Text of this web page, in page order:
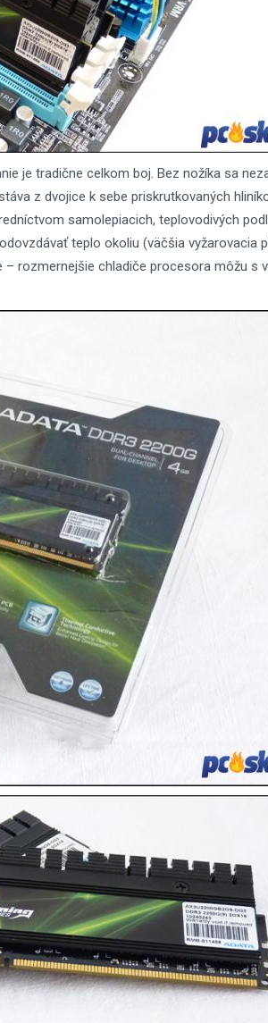
je tradične celkom boj. Bez nožíka sa
z dvojice k sebe priskrutkovaných
samolepiacich, teplovodivých
teplo okoliu (väčšia vyžarovacia
rozmernejšie chladiče procesora môžu s